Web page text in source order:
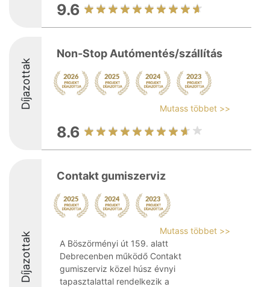
9.6
Díjazottak
Non-Stop Autómentés/szállítás
Mutass többet >>
8.6
Díjazottak
Contakt gumiszerviz
Mutass többet >>
A Böszörményi út 159. alatt
Debrecenben működő Contakt
gumiszerviz közel húsz évnyi
tapasztalattal rendelkezik a